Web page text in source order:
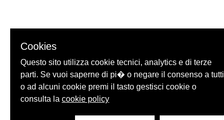
Cookies
Questo sito utilizza cookie tecnici, analytics e di terze
parti. Se vuoi saperne di pi� o negare il consenso a tutti
o ad alcuni cookie premi il tasto gestisci cookie o
consulta la cookie policy